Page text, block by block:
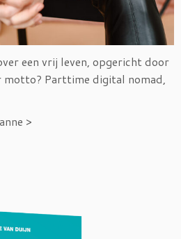
een vrij leven, opgericht door
motto? Parttime digital nomad,
>